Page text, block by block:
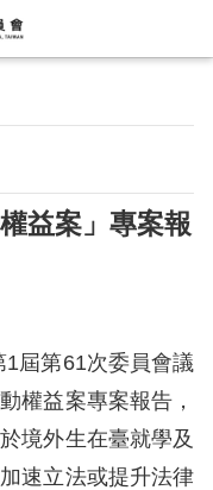
益案」專案報
1屆第61次委員會議
權益案專案報告，
境外生在臺就學及
速立法或提升法律